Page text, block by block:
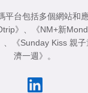
平台包括多個網站和
》 《NM+新
《Sunday Kiss 親子
濟一週》
。